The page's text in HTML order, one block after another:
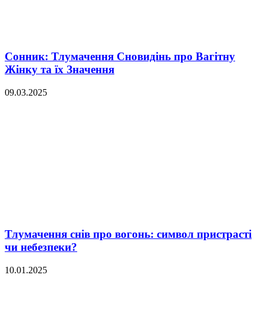
Сонник: Тлумачення Сновидінь про Вагітну
Жінку та їх Значення
09.03.2025
Тлумачення снів про вогонь: символ пристрасті
чи небезпеки?
10.01.2025